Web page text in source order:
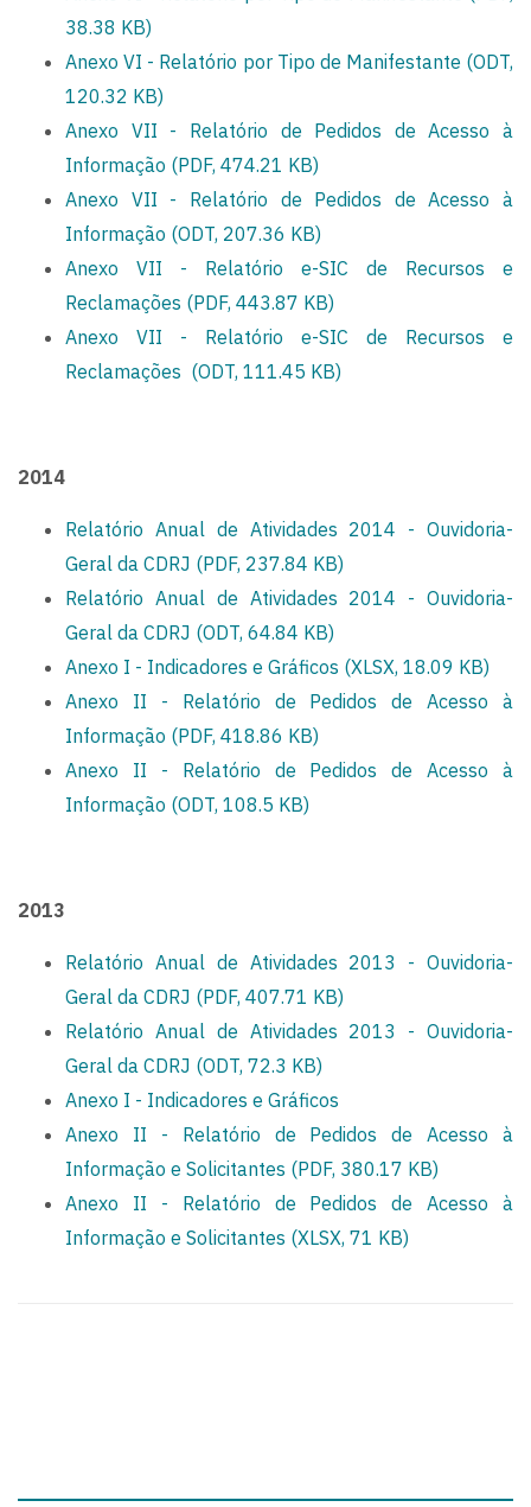
38.38 KB)
Anexo VI - Relatório por Tipo de Manifestante (ODT,
120.32 KB)
Anexo VII - Relatório de Pedidos de Acesso à
Informação (PDF, 474.21 KB)
Anexo VII - Relatório de Pedidos de Acesso à
Informação (ODT, 207.36 KB)
Anexo VII - Relatório e-SIC de Recursos e
Reclamações (PDF, 443.87 KB)
Anexo VII - Relatório e-SIC de Recursos e
Reclamações (ODT, 111.45 KB)
2014
Relatório Anual de Atividades 2014 - Ouvidoria-
Geral da CDRJ (PDF, 237.84 KB)
Relatório Anual de Atividades 2014 - Ouvidoria-
Geral da CDRJ (ODT, 64.84 KB)
Anexo I - Indicadores e Gráficos (XLSX, 18.09 KB)
Anexo II - Relatório de Pedidos de Acesso à
Informação (PDF, 418.86 KB)
Anexo II - Relatório de Pedidos de Acesso à
Informação (ODT, 108.5 KB)
2013
Relatório Anual de Atividades 2013 - Ouvidoria-
Geral da CDRJ (PDF, 407.71 KB)
Relatório Anual de Atividades 2013 - Ouvidoria-
Geral da CDRJ (ODT, 72.3 KB)
Anexo I - Indicadores e Gráficos
Anexo II - Relatório de Pedidos de Acesso à
Informação e Solicitantes (PDF, 380.17 KB)
Anexo II - Relatório de Pedidos de Acesso à
Informação e Solicitantes (XLSX, 71 KB)